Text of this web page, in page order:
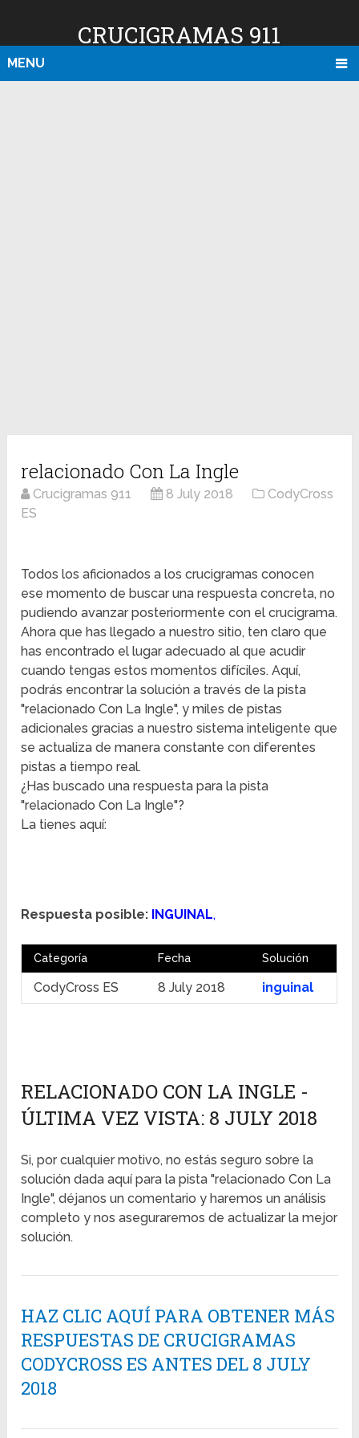
CRUCIGRAMAS 911
MENU
relacionado Con La Ingle
Crucigramas 911 8 July 2018
CodyCross
ES
Todos los aficionados a los crucigramas conocen
ese momento de buscar una respuesta concreta, no
pudiendo avanzar posteriormente con el crucigrama.
Ahora que has llegado a nuestro sitio, ten claro que
has encontrado el lugar adecuado al que acudir
cuando tengas estos momentos difíciles. Aquí,
podrás encontrar la solución a través de la pista
"relacionado Con La Ingle", y miles de pistas
adicionales gracias a nuestro sistema inteligente que
se actualiza de manera constante con diferentes
pistas a tiempo real.
¿Has buscado una respuesta para la pista
"relacionado Con La Ingle"?
La tienes aquí:
Respuesta posible: INGUINAL,
Categoría Fecha Solución
CodyCross ES 8 July 2018 inguinal
RELACIONADO CON LA INGLE -
ÚLTIMA VEZ VISTA: 8 JULY 2018
Si, por cualquier motivo, no estás seguro sobre la
solución dada aquí para la pista "relacionado Con La
Ingle", déjanos un comentario y haremos un análisis
completo y nos aseguraremos de actualizar la mejor
solución.
HAZ CLIC AQUÍ PARA OBTENER MÁS
RESPUESTAS DE CRUCIGRAMAS
CODYCROSS ES ANTES DEL 8 JULY
2018